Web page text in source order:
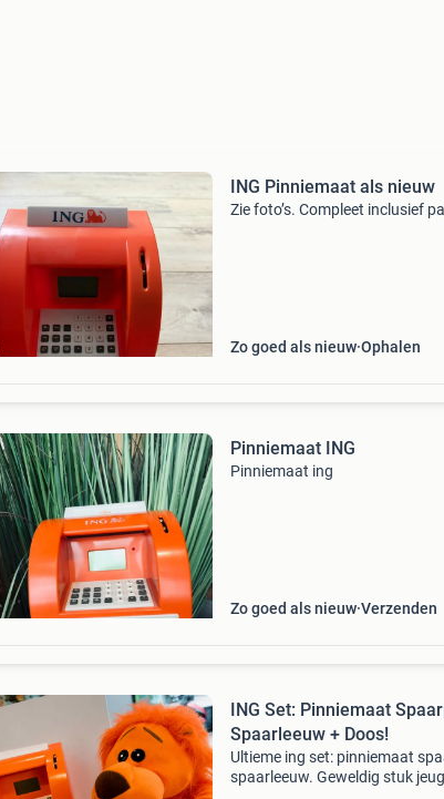
ING Pinniemaat als nieuw
Zie foto’s. Compleet inclusief
Zo goed als nieuw Ophalen
Pinniemaat ING
Pinniemaat ing
Zo goed als nieuw Verzenden
ING Set: Pinniemaat
Spaarleeuw + Doos!
Ultieme ing set: pinniemaat
spaarleeuw. Geweldig stuk